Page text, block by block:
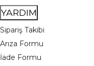
YARDIM
Sipariş Takibi
Arıza Formu
İade Formu